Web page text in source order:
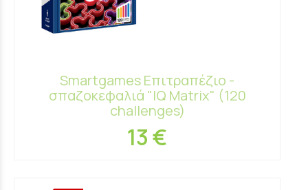
Smartgames Επιτραπέζιο -
σπαζοκεφαλιά "IQ Matrix" (120
challenges)
13 €